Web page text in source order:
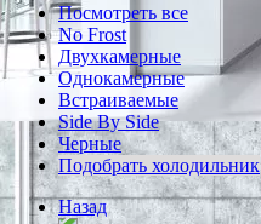
Посмотреть все
No Frost
Двухкамерные
Однокамерные
Встраиваемые
Side By Side
Черные
Подобрать холодильник
Назад